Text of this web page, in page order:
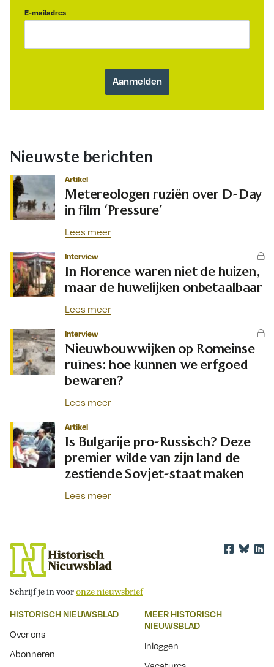
E-mailadres
Nieuwste berichten
Artikel
Metereologen ruziën over D-Day
in film ‘Pressure’
Lees meer
Interview
In Florence waren niet de huizen,
maar de huwelijken onbetaalbaar
Lees meer
Interview
Nieuwbouwwijken op Romeinse
ruïnes: hoe kunnen we erfgoed
bewaren?
Lees meer
Artikel
Is Bulgarije pro-Russisch? Deze
premier wilde van zijn land de
zestiende Sovjet-staat maken
Lees meer
Schrijf je in vooronze nieuwsbrief
HISTORISCH NIEUWSBLAD
Over ons
Abonneren
MEER HISTORISCH
NIEUWSBLAD
Inloggen